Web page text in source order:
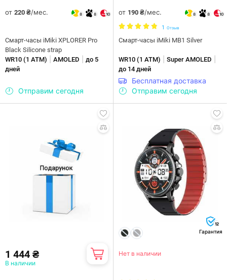
от 220 ₴/мес. 8 8 10
Смарт-часы iMiki XPLORER Pro
Black Silicone strap
WR10 (1 ATM)
AMOLED
до 5
дней
Отправим сегодня
от 190 ₴/мес. 8 8 10
1 Отзыв
Смарт-часы iMiki MB1 Silver
WR10 (1 ATM) Super AMOLED
до 14 дней
Бесплатная доставка
Отправим сегодня
1 444 ₴
В наличии
12
Гарантия
Нет в наличии